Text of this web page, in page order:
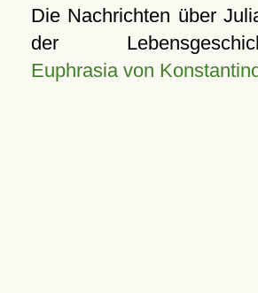
Die Nachrichten über
der
Euphrasia von